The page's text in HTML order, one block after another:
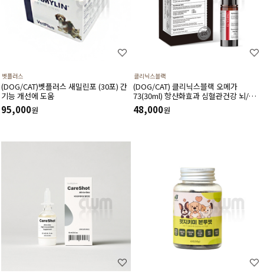
벳플러스
(DOG/CAT)벳플러스 새밀린포 (30포) 간
기능 개선에 도움
95,000원
클리닉스블랙
(DOG/CAT) 클리닉스블랙 오메가
73(30ml) 항산화효과 심혈관건강 뇌/신경
계기능보호 눈건강 피부건강에 도움
48,000원